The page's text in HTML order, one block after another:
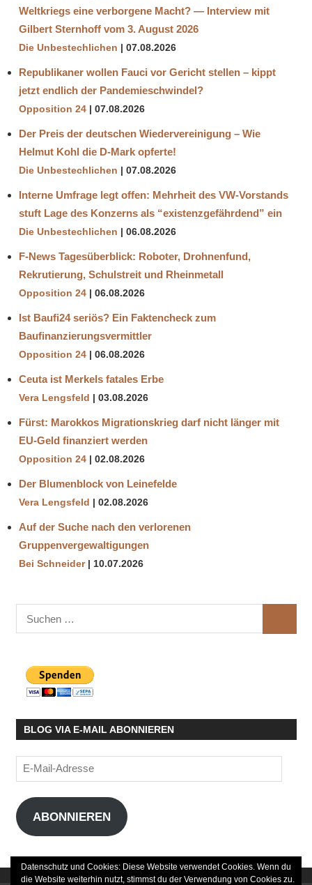
Weltkriegs eine verborgene Macht? — Interview mit
Gilbert Sternhoff vom 3. August 2026
Die Unbestechlichen 07.08.2026
Republikaner wollen Fauci vor Gericht stellen – kippt
jetzt endlich der Pandemieschwindel?
Opposition 24 07.08.2026
Der Preis der deutschen Wiedervereinigung – Wie
Helmut Kohl die D‑Mark opferte!
Die Unbestechlichen 07.08.2026
Interne Umfrage legt offen: Mehrheit des VW-Vorstands
stuft Lage des Konzerns als “existenzgefährdend” ein
Die Unbestechlichen 06.08.2026
F-News Tagesüberblick: Roboter, Drohnenfund,
Rekrutierung, Schulstreit und Rheinmetall
Opposition 24 06.08.2026
Ist Baufi24 seriös? Ein Faktencheck zum
Baufinanzierungsvermittler
Opposition 24 06.08.2026
Ceuta ist Merkels fatales Erbe
Vera Lengsfeld 03.08.2026
Fürst: Marokkos Migrationskrieg darf nicht länger mit
EU-Geld finanziert werden
Opposition 24 02.08.2026
Der Blumenblock von Leinefelde
Vera Lengsfeld 02.08.2026
Auf der Suche nach den verlorenen
Gruppenvergewaltigungen
Bei Schneider 10.07.2026
nach:
BLOG VIA E-MAIL ABONNIEREN
E-
Mail-
Adresse
ABONNIEREN
Datenschutz und Cookies: Diese Website verwendet Cookies. Wenn du
die Website weiterhin nutzt, stimmst du der Verwendung von Cookies zu.